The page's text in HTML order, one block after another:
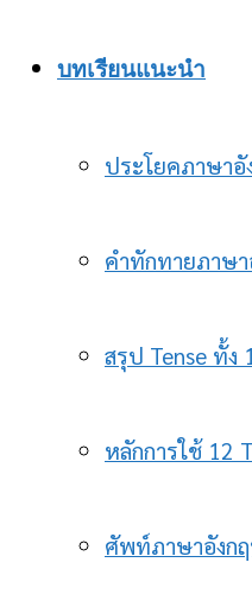
บทเรียนแนะนำ
ประโยคภาษาอั
คำทักทายภาษ
สรุป Tense ทั้ง
หลักการใช้ 12
ศัพท์ภาษาอังก